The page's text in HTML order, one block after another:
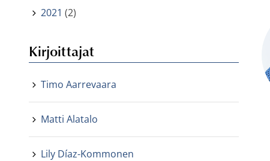
2021 (2)
Kirjoittajat
Timo Aarrevaara
Matti Alatalo
Lily Díaz-Kommonen